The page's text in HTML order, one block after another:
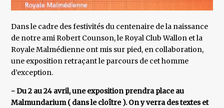
Dans le cadre des festivités du centenaire de la naissance
de notre ami Robert Counson, le Royal Club Wallon et la
Royale Malmédienne ont mis sur pied, en collaboration,
une exposition retraçant le parcours de cet homme
d’exception.
- Du 2 au 24 avril, une exposition prendra place au
Malmundarium ( dans le cloître ). On y verra des textes et